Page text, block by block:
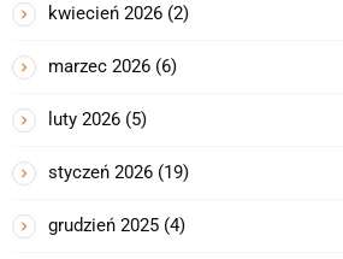
kwiecień 2026 (2)
marzec 2026 (6)
luty 2026 (5)
styczeń 2026 (19)
grudzień 2025 (4)